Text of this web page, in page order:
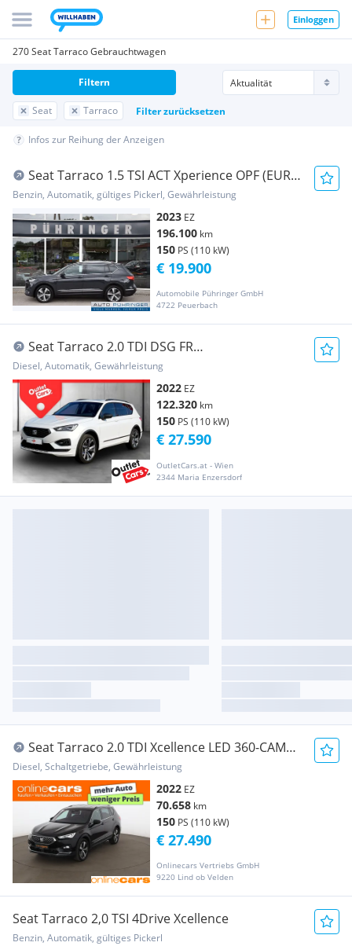
Einloggen
270 Seat Tarraco Gebrauchtwagen
Seat Tarraco Filter zurücksetzen
Filtern
Infos zur Reihung der Anzeigen
Seat Tarraco 1.5 TSI ACT Xperience OPF (EURO
6d)
Benzin, Automatik, gültiges Pickerl, Gewährleistung
2023 EZ
196.100 km
150 PS (110 kW)
Automobile Pühringer GmbH
4722 Peuerbach
€ 19.900
Seat Tarraco 2.0 TDI DSG FR
Pano+ASSIST+LED+LEDER+NAV
Diesel, Automatik, Gewährleistung
2022 EZ
122.320 km
150 PS (110 kW)
OutletCars.at - Wien
2344 Maria Enzersdorf
€ 27.590
Seat Tarraco 2.0 TDI Xcellence LED 360-CAM
AHK RADAR
Diesel, Schaltgetriebe, Gewährleistung
2022 EZ
70.658 km
150 PS (110 kW)
Onlinecars Vertriebs GmbH
9220 Lind ob Velden
€ 27.490
Seat Tarraco 2,0 TSI 4Drive Xcellence
Benzin, Automatik, gültiges Pickerl